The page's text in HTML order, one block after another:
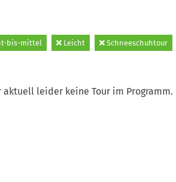
bis-mittel Leicht Schneeschuhtour
aktuell leider keine Tour im Programm.